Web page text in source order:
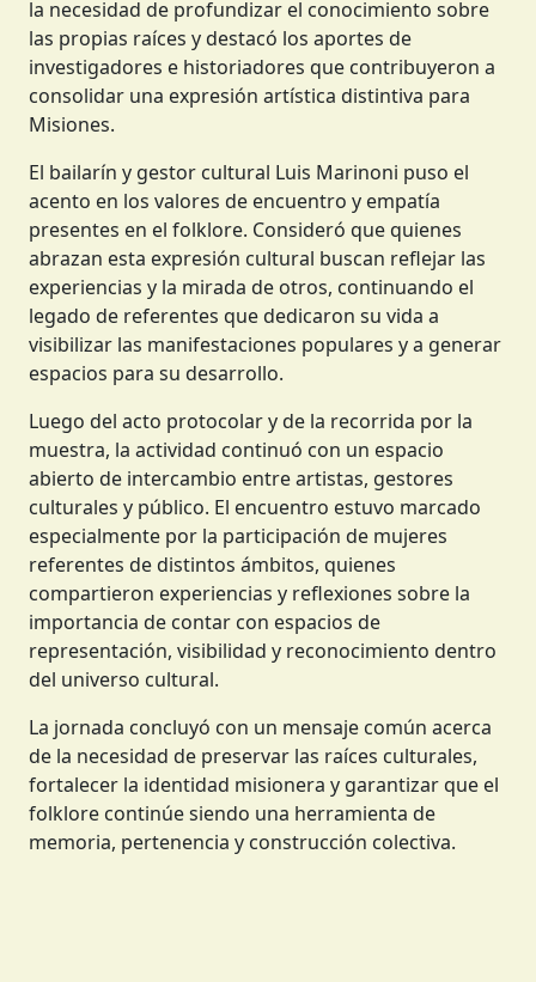
la necesidad de profundizar el conocimiento sobre
las propias raíces y destacó los aportes de
investigadores e historiadores que contribuyeron a
consolidar una expresión artística distintiva para
Misiones.
El bailarín y gestor cultural Luis Marinoni puso el
acento en los valores de encuentro y empatía
presentes en el folklore. Consideró que quienes
abrazan esta expresión cultural buscan reflejar las
experiencias y la mirada de otros, continuando el
legado de referentes que dedicaron su vida a
visibilizar las manifestaciones populares y a generar
espacios para su desarrollo.
Luego del acto protocolar y de la recorrida por la
muestra, la actividad continuó con un espacio
abierto de intercambio entre artistas, gestores
culturales y público. El encuentro estuvo marcado
especialmente por la participación de mujeres
referentes de distintos ámbitos, quienes
compartieron experiencias y reflexiones sobre la
importancia de contar con espacios de
representación, visibilidad y reconocimiento dentro
del universo cultural.
La jornada concluyó con un mensaje común acerca
de la necesidad de preservar las raíces culturales,
fortalecer la identidad misionera y garantizar que el
folklore continúe siendo una herramienta de
memoria, pertenencia y construcción colectiva.